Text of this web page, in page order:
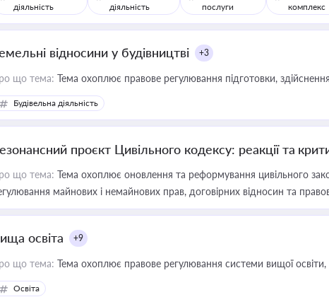
діяльність
діяльність
послуги
комплекс
відносини у будівництві +3
що тема: Тема охоплює правове регулювання підготовки,
Будівельна діяльність
проєкт Цивільного кодексу: реакції та
що тема: Тема охоплює оновлення та реформування цивільного
майнових і немайнових прав, договірних відносин та
освіта +9
що тема: Тема охоплює правове регулювання системи вищої освіти,
Освіта